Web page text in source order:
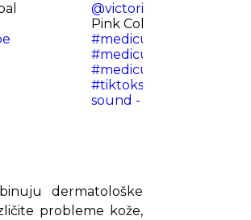
@victoriaxsanabria
Pink Collagen Volume
#medicube
#medicubereview
#tiktokshopcreatorpicks
sound - victoriaxsanabria
dermatološke
probleme kože,